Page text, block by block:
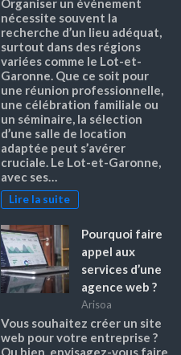
Organiser un événement
nécessite souvent la
recherche d’un lieu adéquat,
surtout dans des régions
variées comme le Lot-et-
Garonne. Que ce soit pour
une réunion professionnelle,
une célébration familiale ou
un séminaire, la sélection
d’une salle de location
adaptée peut s’avérer
cruciale. Le Lot-et-Garonne,
avec ses…
Lire la suite
Pourquoi faire
appel aux
services d’une
agence web ?
Arisoa
Vous souhaitez créer un site
web pour votre entreprise ?
Ou bien, envisagez-vous faire